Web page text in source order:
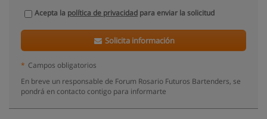
Acepta la política de privacidad para enviar la solicitud
Solicita información
* Campos obligatorios
En breve un responsable de Forum Rosario Futuros Bartenders, se
pondrá en contacto contigo para informarte